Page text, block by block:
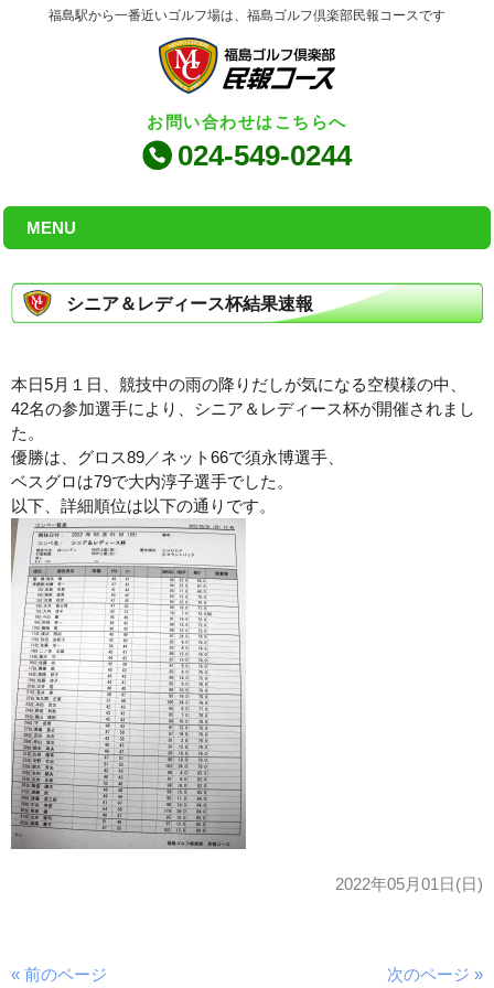
福島駅から一番近いゴルフ場は、福島ゴルフ倶楽部民報コースです
お問い合わせはこちらへ
024-549-0244
MENU
シニア＆レディース杯結果速報
本日5月１日、競技中の雨の降りだしが気になる空模様の中、
42名の参加選手により、シニア＆レディース杯が開催されまし
た。
優勝は、グロス89／ネット66で須永博選手、
ベスグロは79で大内淳子選手でした。
以下、詳細順位は以下の通りです。
2022年05月01日(日)
« 前のページ 次のページ »